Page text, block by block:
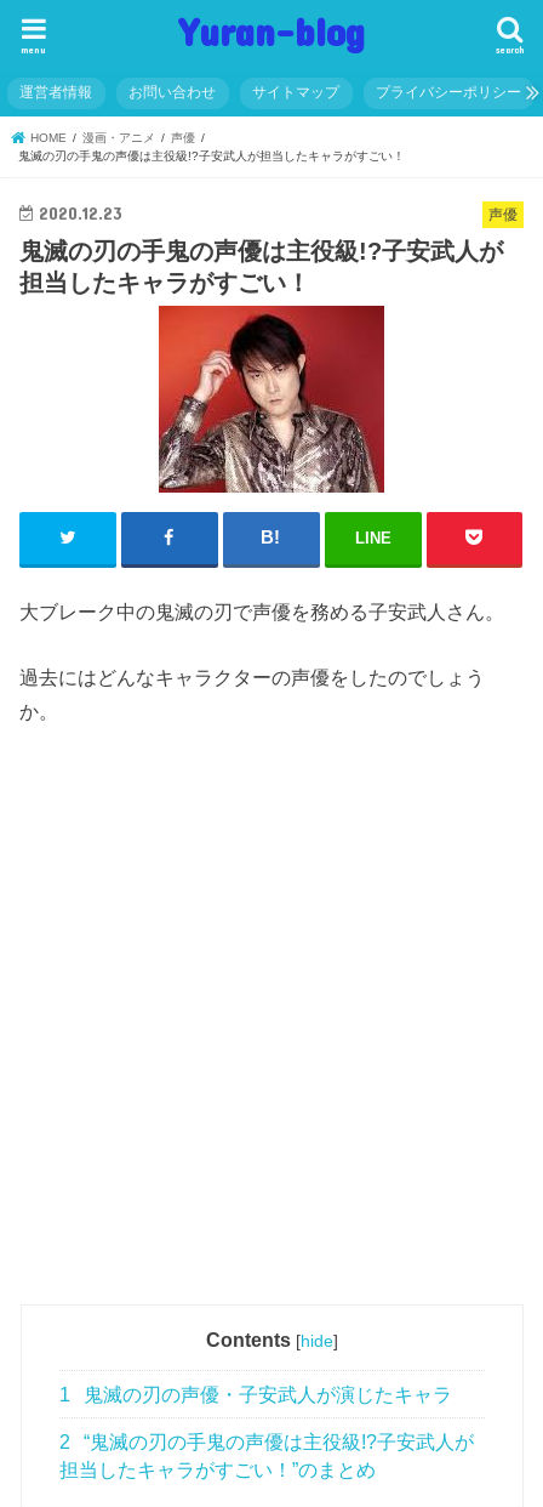
Yuran-blog search
menu
運営者情報 お問い合わせ サイトマップ プライバシーポリシー
HOME 漫画・アニメ
声優
鬼滅の刃の手鬼の声優は主役級!?子安武人が担当したキャラがすごい！
声優
2020.12.23
鬼滅の刃の手鬼の声優は主役級!?子安武人が
担当したキャラがすごい！
LINE
大ブレーク中の鬼滅の刃で声優を務める子安武人さん。
過去にはどんなキャラクターの声優をしたのでしょう
か。
Contents [hide]
1 鬼滅の刃の声優・子安武人が演じたキャラ
2
“鬼滅の刃の手鬼の声優は主役級!?子安武人が
担当したキャラがすごい！”のまとめ